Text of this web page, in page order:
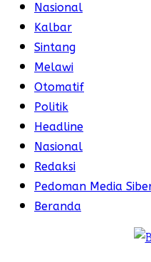
Nasional
Kalbar
Sintang
Melawi
Otomatif
Politik
Headline
Nasional
Redaksi
Pedoman Media
Beranda